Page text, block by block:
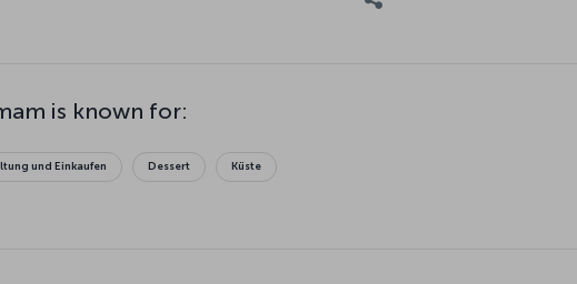
is known for:
und Einkaufen Dessert Küste